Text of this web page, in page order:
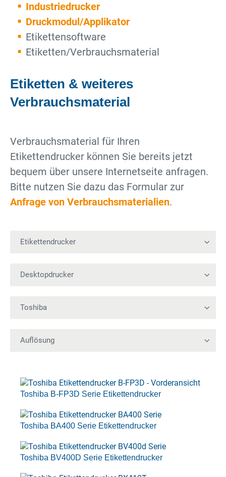
Industriedrucker
Druckmodul/Applikator
Etikettensoftware
Etiketten/Verbrauchsmaterial
Etiketten & weiteres
Verbrauchsmaterial
Verbrauchsmaterial für Ihren
Etikettendrucker können Sie bereits jetzt
bequem über unsere Internetseite anfragen.
Bitte nutzen Sie dazu das Formular zur
Anfrage von Verbrauchsmaterialien.
Toshiba B-FP3D Serie Etikettendrucker
Toshiba BA400 Serie Etikettendrucker
Toshiba BV400D Serie Etikettendrucker